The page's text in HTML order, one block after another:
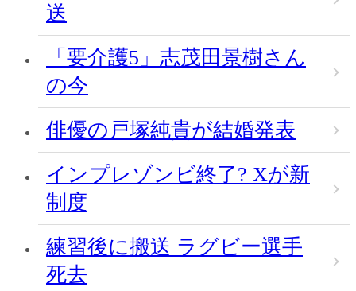
送
「要介護5」志茂田景樹さん
の今
俳優の戸塚純貴が結婚発表
インプレゾンビ終了? Xが新
制度
練習後に搬送 ラグビー選手
死去